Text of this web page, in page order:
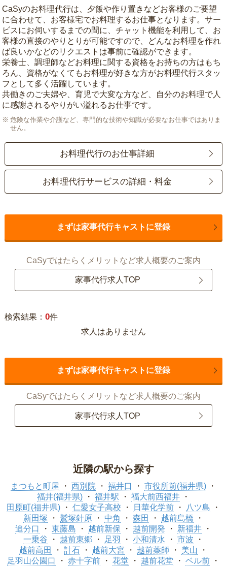
CaSyのお料理代行は、夕飯や作り置きなどお客様のご要望
に合わせて、お客様宅でお料理するお仕事となります。サー
ビスにお伺いするまでの間に、チャット機能を利用して、お
客様の直接のやりとりが可能ですので、どんなお料理を作れ
ば良いかなどのリクエストは事前に確認ができます。
栄養士、調理師などお料理に関する資格をお持ちの方はもち
ろん、資格がなくてもお料理が好きな方がお料理代行スタッ
フとして多く活躍しています。
共働きのご夫婦や、育児で大変な方など、自分のお料理で人
に感謝されるやりがい溢れるお仕事です。
危険な作業や介護など、専門的な技術や知識が必要なお仕事ではありま
せん。
お料理代行のお仕事詳細
お料理代行サービスの詳細・料金
まずは家事代行キャストに登録
CaSyではたらくメリットなど求人概要のご案内
家事代行求人TOP
検索結果： 0件
求人はありません
まずは家事代行キャストに登録
CaSyではたらくメリットなど求人概要のご案内
家事代行求人TOP
近隣の駅から探す
まつもと町屋 西別院 福井口
市役所前(福井県)
福井(福井県)
福井駅
福大前西福井
田原町(福井県)
仁愛女子高校 日華化学前
八ツ島
新田塚
鷲塚針原 中角 森田
越前島橋
追分口
東藤島 越前新保 越前開発
新福井
一乗谷
越前東郷 足羽 小和清水
市波
越前高田
計石 越前大宮 越前薬師
美山
足羽山公園口
赤十字前 花堂 越前花堂 ベル前